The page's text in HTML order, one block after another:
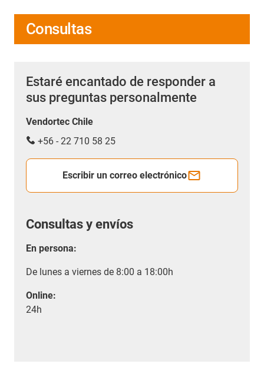
Consultas
Estaré encantado de responder a
sus preguntas personalmente
Vendortec Chile
+56 - 22 710 58 25
Escribir un correo electrónico
Consultas y envíos
En persona:
De lunes a viernes de 8:00 a 18:00h
Online:
24h